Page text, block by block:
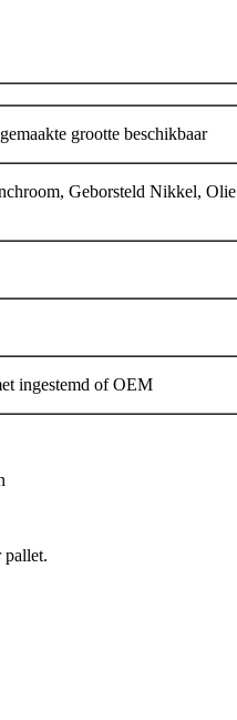
grootte beschikbaar
Geborsteld Nikkel, Olie
ingestemd of OEM
pallet.